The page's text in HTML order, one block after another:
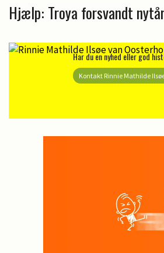
Hjælp: Troya forsvandt
Har du en nyhed eller god
Kontakt Rinnie Mathilde